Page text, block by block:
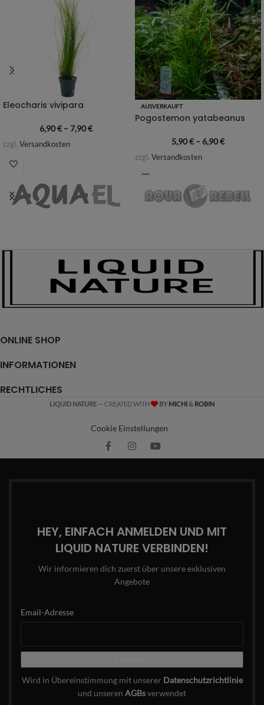
Eleocharis vivipara
6,90€– 7,90€
zzgl. Versandkosten
AUSVERKAUFT
Pogostemon yatabeanus
5,90€– 6,90€
zzgl. Versandkosten
ONLINE SHOP
INFORMATIONEN
RECHTLICHES
LIQUID NATURE — CREATED WITH BY MICHI& ROBIN
Cookie Einstellungen
HEY, EINFACH ANMELDEN UND MIT
LIQUID NATURE VERBINDEN!
Wir informieren dich zuerst über unsere exklusiven
Angebote
Email-Adresse
Wird in Übereinstimmung mit unserer Datenschutzrichtlinie
und unseren AGBsverwendet